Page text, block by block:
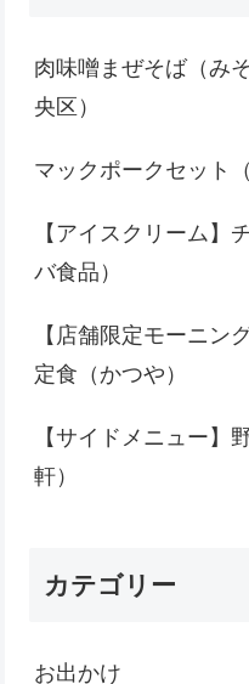
肉味噌まぜそば（み
央区）
マックポークセット
【アイスクリーム】
バ食品）
【店舗限定モーニン
定食（かつや）
【サイドメニュー】
軒）
カテゴリー
お出かけ